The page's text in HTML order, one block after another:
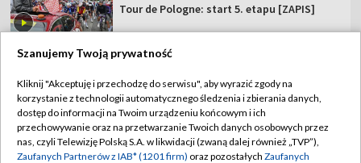
Tour de Pologne: start 5. etapu [ZAPIS]
TVP
Abonament TVP
Sklep TVP
Regulamin TVP
Polityka prywatności
Szanujemy Twoją prywatność
Kliknij "Akceptuję i przechodzę do serwisu", aby wyrazić zgody na
korzystanie z technologii automatycznego śledzenia i zbierania danych,
dostęp do informacji na Twoim urządzeniu końcowym i ich
przechowywanie oraz na przetwarzanie Twoich danych osobowych przez
nas, czyli Telewizję Polską S.A. w likwidacji (zwaną dalej również „TVP”),
Zaufanych Partnerów z IAB* (1201 firm) oraz pozostałych Zaufanych